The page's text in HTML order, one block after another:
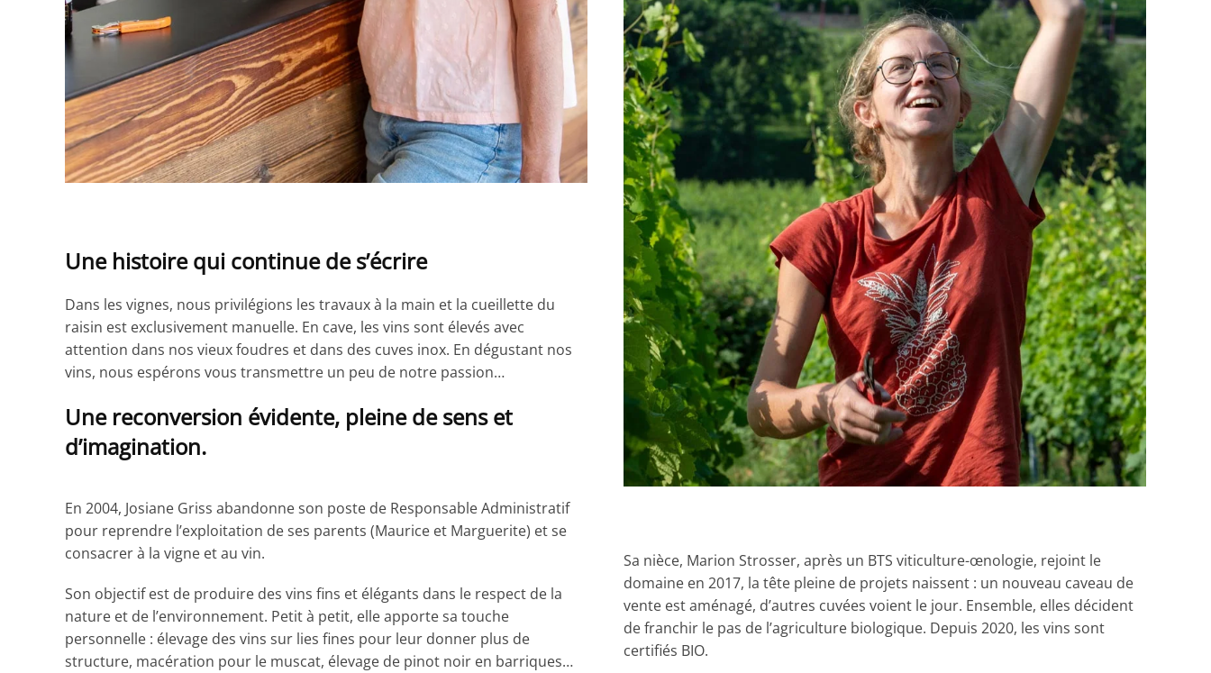
Sa nièce, Marion Strosser, après un BTS viticulture-œnologie, rejoint le
domaine en 2017, la tête pleine de projets naissent : un nouveau caveau de
vente est aménagé, d’autres cuvées voient le jour. Ensemble, elles décident
de franchir le pas de l’agriculture biologique. Depuis 2020, les vins sont
certifiés BIO.
Une histoire qui continue de s’écrire
Dans les vignes, nous privilégions les travaux à la main et la cueillette du
raisin est exclusivement manuelle. En cave, les vins sont élevés avec
attention dans nos vieux foudres et dans des cuves inox. En dégustant nos
vins, nous espérons vous transmettre un peu de notre passion…
Une reconversion évidente, pleine de sens et
d’imagination.
En 2004, Josiane Griss abandonne son poste de Responsable Administratif
pour reprendre l’exploitation de ses parents (Maurice et Marguerite) et se
consacrer à la vigne et au vin.
Son objectif est de produire des vins fins et élégants dans le respect de la
nature et de l’environnement. Petit à petit, elle apporte sa touche
personnelle : élevage des vins sur lies fines pour leur donner plus de
structure, macération pour le muscat, élevage de pinot noir en barriques…